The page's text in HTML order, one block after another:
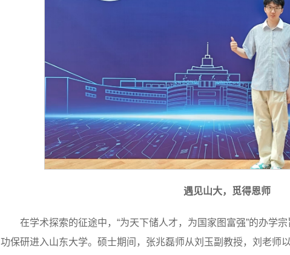
遇见山大，觅得恩师
在学术探索的征途中，“为天下储人才，为国家图富强”的办学
功保研进入山东大学。硕士期间，张兆磊师从刘玉副教授，刘老师